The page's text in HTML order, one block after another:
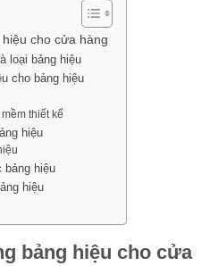
cho cửa hàng
loại bảng hiệu
cho bảng hiệu
thiết kế
hiệu
bảng hiệu
hiệu
bảng hiệu cho cửa